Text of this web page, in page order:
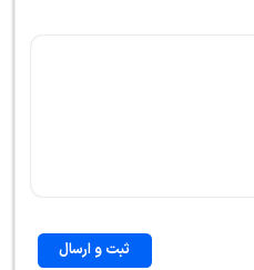
ثبت و ارسال